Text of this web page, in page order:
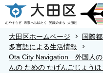
こ
の
大田区ホームページ
国際
多言語による生活情報
Ota City Navigation 外国人の
んの ための たげんごじょうほ